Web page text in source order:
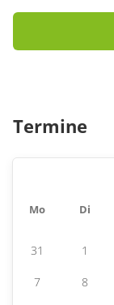
Termine
Mo Di
31 1
7 8